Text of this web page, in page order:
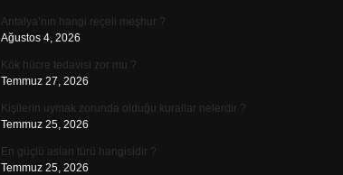
Antalya’nın hangi reçeli meşhur ?
Ağustos 4, 2026
Kök hücre tedavisi zor mu ?
Temmuz 27, 2026
Kişilerin uymak zorunda olduğu kurallar nelerdir ?
Temmuz 25, 2026
En güçlü aslan türü hangisidir ?
Temmuz 25, 2026